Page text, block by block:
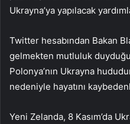
Ukrayna’ya yapılacak
Twitter hesabından Bakan
gelmekten mutluluk
Polonya’nın Ukrayna
nedeniyle hayatını
Yeni Zelanda, 8 Kasım’da